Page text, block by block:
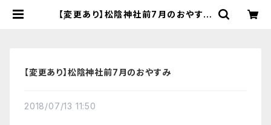
【変更あり】松陰神社前7月のおやすみ
【変更あり】松陰神社前7月のおやすみ
2018/07/13 11:50